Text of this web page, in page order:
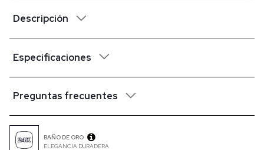
Descripción
Especificaciones
Preguntas frecuentes
BAÑO DE ORO
ELEGANCIA DURADERA